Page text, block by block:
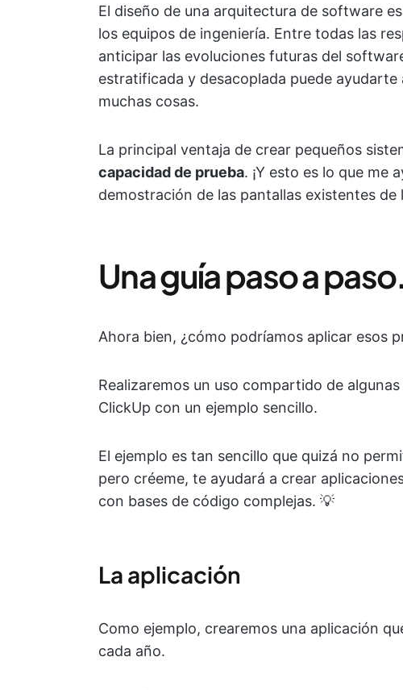
El diseño de una arquitectura de software
los equipos de ingeniería. Entre todas las
anticipar las evoluciones futuras del
estratificada y desacoplada puede
muchas cosas.
La principal ventaja de crear pequeños
capacidad de prueba. ¡Y esto es lo que me
demostración de las pantallas existentes de
Una guía paso a paso.
Ahora bien, ¿cómo podríamos aplicar esos
Realizaremos un uso compartido de
ClickUp con un ejemplo sencillo.
El ejemplo es tan sencillo que quizá no
pero créeme, te ayudará a crear
con bases de código complejas. 💡
La aplicación
Como ejemplo, crearemos una aplicación
cada año.